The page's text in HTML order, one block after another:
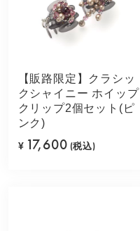
【販路限定】クラシッ
クシャイニー ホイップ
クリップ2個セット(ピ
ンク)
¥ 17,600 (税込)